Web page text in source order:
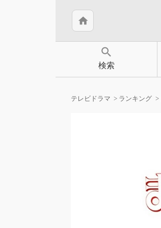
home
search
検索
テレビドラマ ランキング